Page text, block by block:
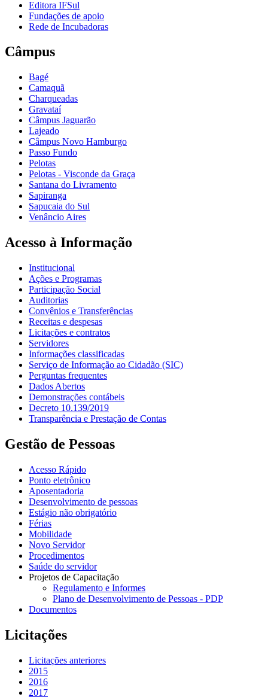
Editora IFSul
Fundações de apoio
Rede de Incubadoras
Câmpus
Bagé
Camaquã
Charqueadas
Gravataí
Câmpus Jaguarão
Lajeado
Câmpus Novo Hamburgo
Passo Fundo
Pelotas
Pelotas - Visconde da Graça
Santana do Livramento
Sapiranga
Sapucaia do Sul
Venâncio Aires
Acesso à Informação
Institucional
Ações e Programas
Participação Social
Auditorias
Convênios e Transferências
Receitas e despesas
Licitações e contratos
Servidores
Informações classificadas
Serviço de Informação ao Cidadão (SIC)
Perguntas frequentes
Dados Abertos
Demonstrações contábeis
Decreto 10.139/2019
Transparência e Prestação de Contas
Gestão de Pessoas
Acesso Rápido
Ponto eletrônico
Aposentadoria
Desenvolvimento de pessoas
Estágio não obrigatório
Férias
Mobilidade
Novo Servidor
Procedimentos
Saúde do servidor
Projetos de Capacitação
Regulamento e Informes
Plano de Desenvolvimento de Pessoas - PDP
Documentos
Licitações
Licitações anteriores
2015
2016
2017